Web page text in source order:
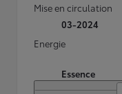
Mise en circulation
03-2024
Energie
Essence